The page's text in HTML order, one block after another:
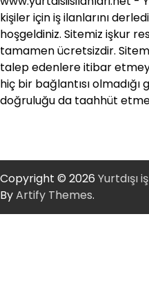
kişiler için iş ilanlarını
hoşgeldiniz. Sitemiz işkur
tamamen ücretsizdir.
talep edenlere itibar
hiç bir bağlantısı olmadığı
doğruluğu da taahhüt
Copyright © 2026 Yurtdışı
ByArtify Themes.